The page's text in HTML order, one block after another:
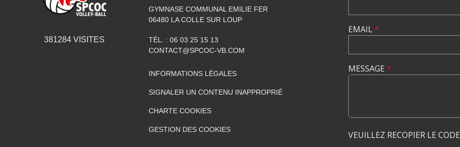
381284 VISITES
GYMNASE COMMUNAL EMILIE FER
06480 LA COLLE SUR LOUP
TÉL. : 06 03 25 15 13
CONTACT@SPCOC-VB.COM
INFORMATIONS LÉGALES
SIGNALER UN CONTENU INAPPROPRIÉ
CHARTE COOKIES
GESTION DES COOKIES
EMAIL*
MESSAGE *
VEUILLEZ RECOPIER LE CODE